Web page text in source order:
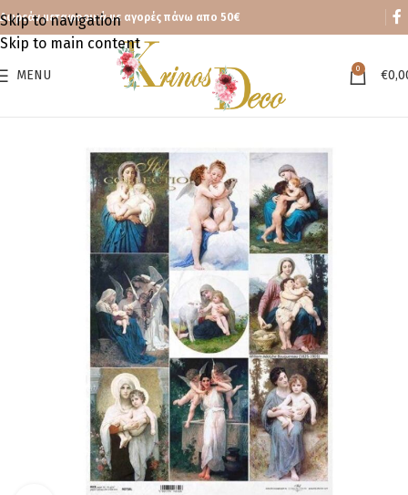
Skip to navigation
Skip to main content
Δωρεάν μεταφορικά με αγορές πάνω απο 50€
MENU 0 €